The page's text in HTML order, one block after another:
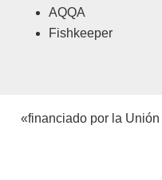
AQQA
Fishkeeper
«financiado por la